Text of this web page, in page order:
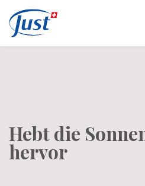
Main Navigation
Hebt die
hervor